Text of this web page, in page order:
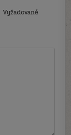
Vyžadované